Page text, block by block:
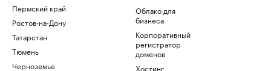
Пермский край
Ростов-на-Дону
Татарстан
Тюмень
Черноземье
Облако для
бизнеса
Корпоративный
регистратор
доменов
Хостинг